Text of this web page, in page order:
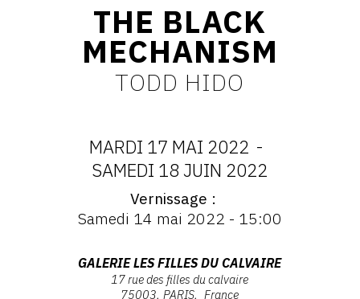
SUIVEZ-NOUS
PINTEREST
THE BLACK
MECHANISM
TODD HIDO
DATES
:
17
MARDI 17 MAI 2022 -
SAMEDI 18 JUIN 2022
Vernissage
Samedi 14 mai 2022 - 15:00
GALERIE LES FILLES DU CALVAIRE
17 rue des filles du calvaire
75003 PARIS France